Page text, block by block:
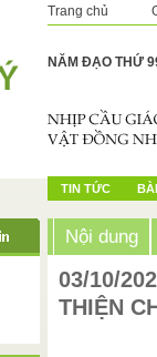
Trang chủ
NĂM ĐẠO THỨ
TIN TỨC
Nội dung
03/10/
THIỆN